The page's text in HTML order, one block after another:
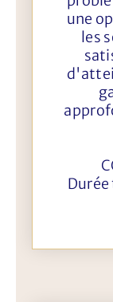
une
les